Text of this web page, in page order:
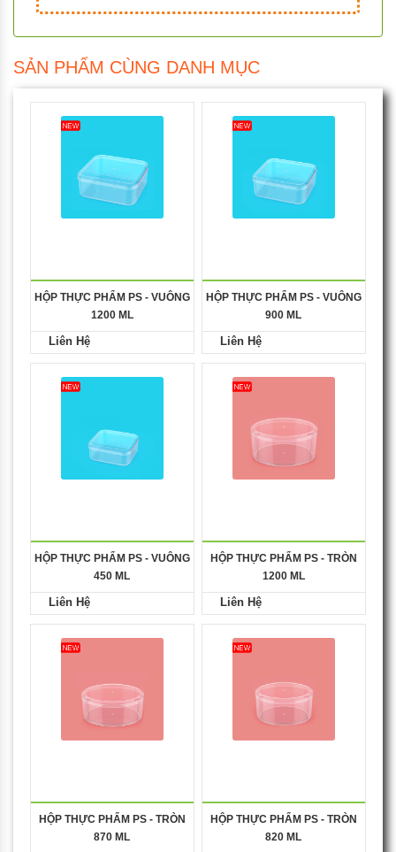
SẢN PHẨM CÙNG DANH MỤC
HỘP THỰC PHẨM PS - VUÔNG
1200 ML
Liên Hệ
HỘP THỰC PHẨM PS - VUÔNG
900 ML
Liên Hệ
HỘP THỰC PHẨM PS - VUÔNG
450 ML
Liên Hệ
HỘP THỰC PHẨM PS - TRÒN
1200 ML
Liên Hệ
HỘP THỰC PHẨM PS - TRÒN
870 ML
HỘP THỰC PHẨM PS - TRÒN
820 ML